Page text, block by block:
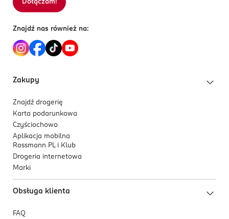
Dołączam!
Znajdź nas również na:
Zakupy
Znajdź drogerię
Karta podarunkowa
Czyściochowo
Aplikacja mobilna
Rossmann PL i Klub
Drogeria internetowa
Marki
Obsługa klienta
FAQ